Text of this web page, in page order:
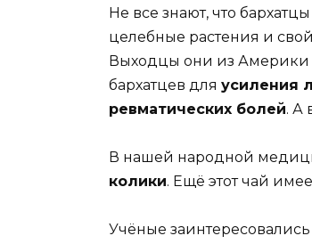
Не все знают, что
целебные растения и
Выходцы они из Америки
бархатцев для усиления
ревматических болей. А
В нашей народной
колики. Ещё этот чай
Учёные